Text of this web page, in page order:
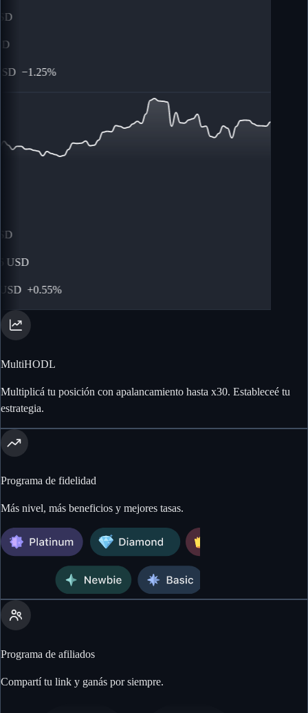
− 1.25%
USD
+ 0.55%
MultiHODL
Multiplicá tu posición con apalancamiento hasta x30. Estableceé tu
estrategia.
Programa de fidelidad
Más nivel, más beneficios y mejores tasas.
Programa de afiliados
Compartí tu link y ganás por siempre.